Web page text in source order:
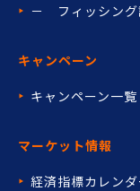
キャンペーン
キャンペーン一覧
マーケット情報
経済指標カレンダ
－ フィッシング